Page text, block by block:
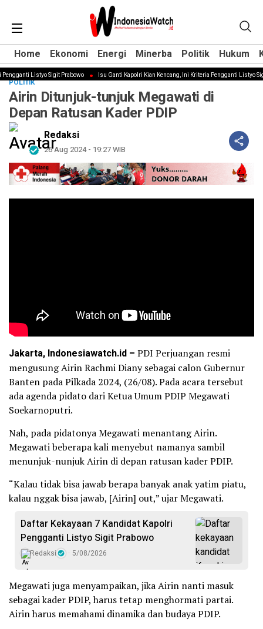
Home Ekonomi Energi Minerba Politik Hukum
Home Ekonomi Energi Minerba Politik Hukum
Listyo Sigit Prabowo Isu Ganti Kapolri Kian Kencang, Ini Kriteria Pengganti Listyo
POLITIK
Airin Ditunjuk-tunjuk Megawati di
Depan Ratusan Kader PDIP
Redaksi
26 Aug 2024 - 19:27 WIB
Jakarta, Indonesiawatch.id – PDI Perjuangan resmi
mengusung Airin Rachmi Diany sebagai calon Gubernur
Banten pada Pilkada 2024, (26/08). Pada acara tersebut
ada agenda pidato dari Ketua Umum PDIP Megawati
Soekarnoputri.
Nah, pada pidatonya Megawati menantang Airin.
Megawati beberapa kali menyebut namanya sambil
menunjuk-nunjuk Airin di depan ratusan kader PDIP.
“Kalau tidak bisa jawab berapa banyak anak yatim piatu,
kalau nggak bisa jawab, [Airin] out,” ujar Megawati.
Daftar Kekayaan 7 Kandidat Kapolri
Pengganti Listyo Sigit Prabowo
Redaksi 5/08/2026
Megawati juga menyampaikan, jika Airin nanti masuk
sebagai kader PDIP, harus tetap menghormati partai.
Airin harus memahami dinamika dan budaya PDIP.